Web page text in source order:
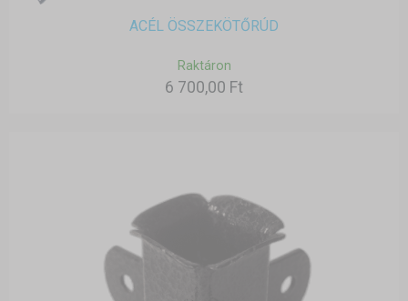
ACÉL ÖSSZEKÖTŐRÚD
Raktáron
6 700,00 Ft